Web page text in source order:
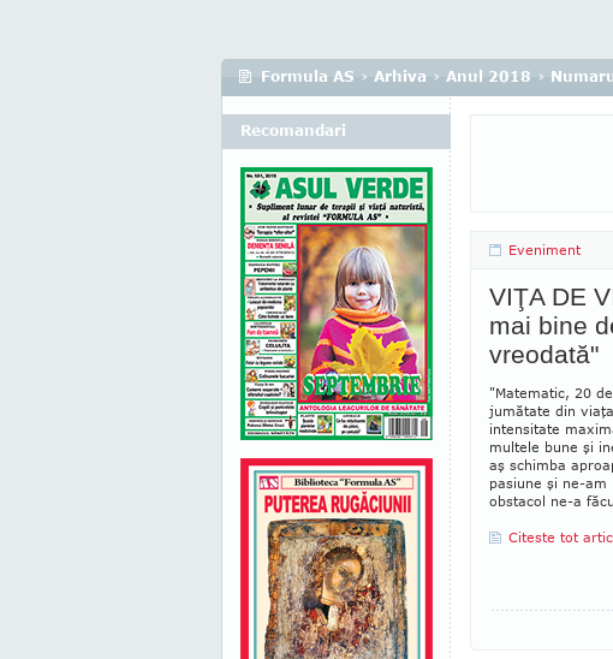
Formula AS › Arhiva › Anul 2018 ›
Eveniment
VIŢA DE
mai bine
vreodată"
"Matematic, 20
jumătate din
intensitate
multele bune şi
aş schimba
pasiune şi ne-am
obstacol ne-a
Citeste tot
Recomandari